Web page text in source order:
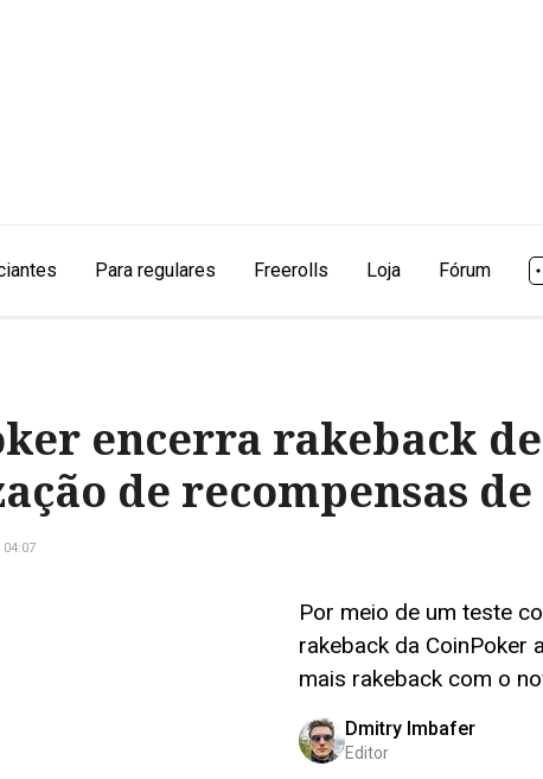
Para regulares Freerolls Loja Fórum
encerra rakeback
de recompensas
04:07
Por meio de um teste
rakeback da CoinPoker
mais rakeback com o
Dmitry Imbafer
Editor